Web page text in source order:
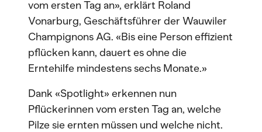
vom ersten Tag an», erklärt Roland
Vonarburg, Geschäftsführer der Wauwiler
Champignons AG. «Bis eine Person effizient
pflücken kann, dauert es ohne die
Erntehilfe mindestens sechs Monate.»
Dank «Spotlight» erkennen nun
Pflückerinnen vom ersten Tag an, welche
Pilze sie ernten müssen und welche nicht.